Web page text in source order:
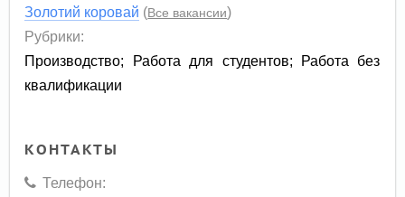
Золотий коровай (Все вакансии)
Рубрики:
Производство; Работа для студентов;
Работа без
квалификации
КОНТАКТЫ
Телефон: